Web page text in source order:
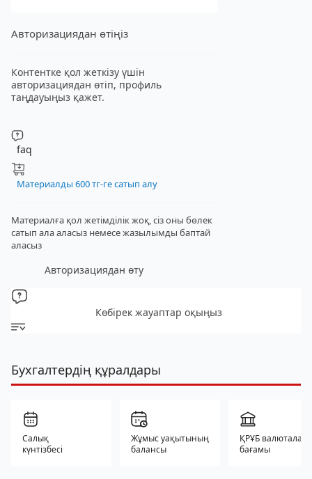
Авторизациядан өтіңіз
Контентке қол жеткізу үшін
авторизациядан өтіп, профиль
таңдауыңыз қажет.
faq
Материалды 600 тг-ге сатып алу
Материалға қол жетімділік жоқ, сіз оны бөлек
сатып ала аласыз немесе жазылымды баптай
аласыз
Авторизациядан өту
Көбірек жауаптар оқыңыз
Бухгалтердің құралдары
Салық
күнтізбесі
Жұмыс уақытының
балансы
ҚРҰБ валюталар
бағамы